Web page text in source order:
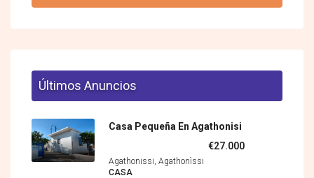
Últimos Anuncios
Casa Pequeña En Agathonisi
€27.000
Agathonissi, Agathonìssi
CASA